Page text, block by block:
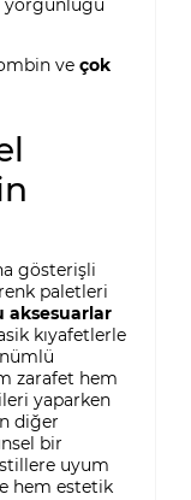
yorgunluğu
ve çok
gösterişli
paletleri
aksesuarlar
kıyafetlerle
zarafet hem
yaparken
diğer
bir
uyum
hem estetik